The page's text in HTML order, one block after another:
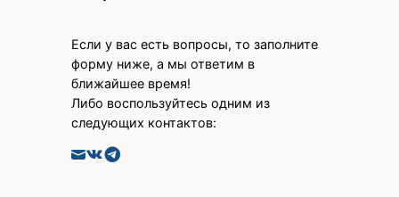
Если у вас есть вопросы, то заполните
форму ниже, а мы ответим в
ближайшее время!
Либо воспользуйтесь одним из
следующих контактов: